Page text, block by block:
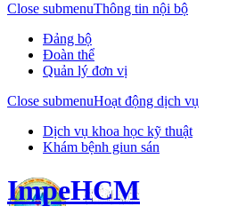
Close submenuThông tin nội bộ
Đảng bộ
Đoàn thể
Quản lý đơn vị
Close submenuHoạt động dịch vụ
Dịch vụ khoa học kỹ thuật
Khám bệnh giun sán
ImpeHCM